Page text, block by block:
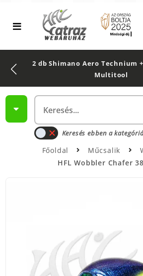
2 db Shimano Aero Technium +
Multitool
Keresés ebben a
Főoldal Műcsalik
HFL Wobbler Chafer